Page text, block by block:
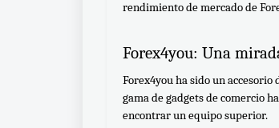
rendimiento de mercado de
Forex4you: Una
Forex4you ha sido un accesorio
gama de gadgets de comercio
encontrar un equipo superior.